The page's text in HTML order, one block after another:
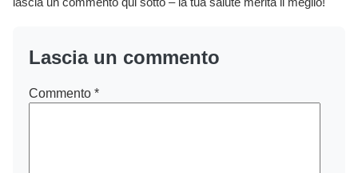
Lascia un commento
Commento *